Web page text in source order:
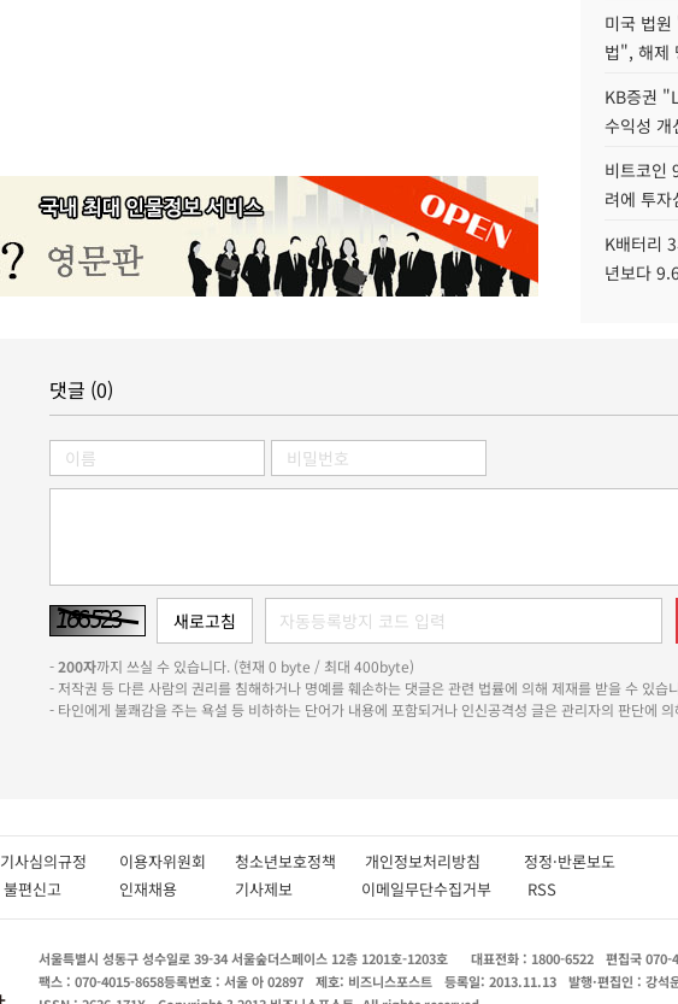
미국 법
법", 해제
KB증권
수익성
비트코인
려에 투자
K배터리
년보다
댓글 (0)
-200자까지 쓰실 수 있습니다. (현재 0 byte / 최대 400byte)
- 저작권 등 다른 사람의 권리를 침해하거나 명예를 훼손하는 댓글은 관련 법률에 의해 제재를 받을 수 있습
- 타인에게 불쾌감을 주는 욕설 등 비하하는 단어가 내용에 포함되거나 인신공격성 글은 관리자의 판단에
기사심의규정 이용자위원회 청소년보호정책 개인정보처리방침 정정·반론보도
불편신고 인재채용 기사제보 이메일무단수집거부 RSS
서울특별시 성동구 성수일로 39-34 서울숲더스페이스 12층 1201호-1203호 대표전화 : 1800-6522 편집국 070-
팩스 : 070-4015-8658등록번호 : 서울 아 02897 제호: 비즈니스포스트 등록일: 2013.11.13 발행·편집인 : 강석